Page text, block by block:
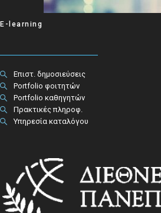
E-learning
Επιστ. δημοσιεύσεις
Portfolio φοιτητών
Portfolio καθηγητών
Πρακτικές πληροφ.​
Υπηρεσία καταλόγου